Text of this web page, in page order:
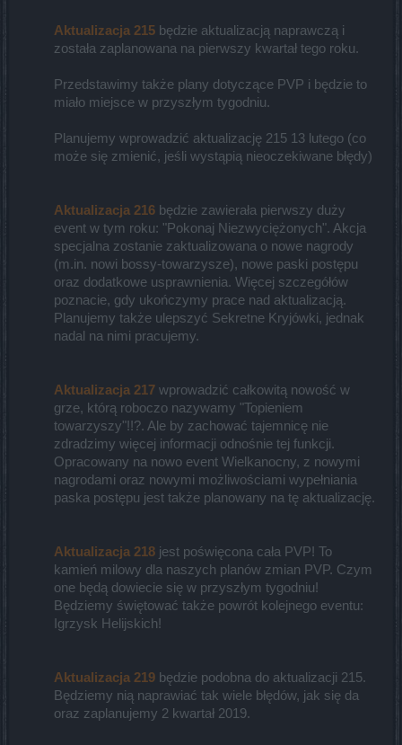
Aktualizacja 215 będzie aktualizacją naprawczą i
została zaplanowana na pierwszy kwartał tego roku.​
Przedstawimy także plany dotyczące PVP i będzie to
miało miejsce w przyszłym tygodniu.
Planujemy wprowadzić aktualizację 215 13 lutego (co
może się zmienić, jeśli wystąpią nieoczekiwane błędy)​
Aktualizacja 216 będzie zawierała pierwszy duży
event w tym roku: "Pokonaj Niezwyciężonych". Akcja
specjalna zostanie zaktualizowana o nowe nagrody
(m.in. nowi bossy-towarzysze), nowe paski postępu
oraz dodatkowe usprawnienia. Więcej szczegółów
poznacie, gdy ukończymy prace nad aktualizacją.
Planujemy także ulepszyć Sekretne Kryjówki, jednak
nadal na nimi pracujemy.​
A ktualizacja 217 wprowadzić całkowitą nowość w
grze, którą roboczo nazywamy "Topieniem
towarzyszy"!!?. Ale by zachować tajemnicę nie
zdradzimy więcej informacji odnośnie tej funkcji.
Opracowany na nowo event Wielkanocny, z nowymi
nagrodami oraz nowymi możliwościami wypełniania
paska postępu jest także planowany na tę aktualizację.​
Aktualizacja 218 jest poświęcona cała PVP! To
kamień milowy dla naszych planów zmian PVP. Czym
one będą dowiecie się w przyszłym tygodniu!
Będziemy świętować także powrót kolejnego eventu:
Igrzysk Helijskich!
Aktualizacja 219 będzie podobna do aktualizacji 215.
Będziemy nią naprawiać tak wiele błędów, jak się da
oraz zaplanujemy 2 kwartał 2019.​